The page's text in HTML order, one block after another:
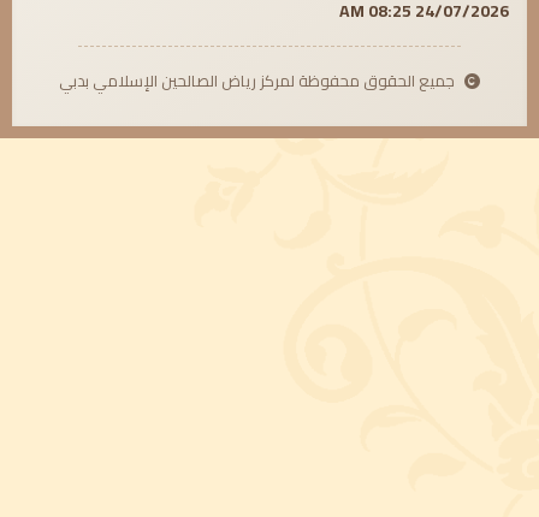
24/07/2026 08:25 AM
جميع الحقوق محفوظة لمركز رياض الصالحين الإسلامي بدبي